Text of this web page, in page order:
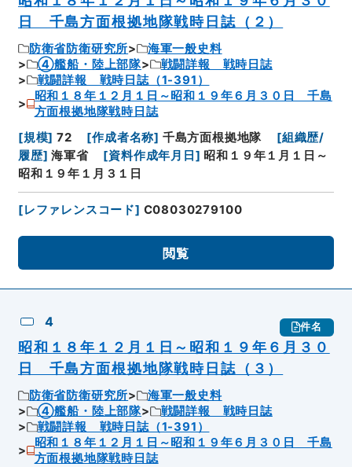
日 千島方面根拠地隊戦時日誌（２）
防衛省防衛研究所
海軍一般史料
④艦船・陸上部隊
戦闘詳報 戦時日誌
戦闘詳報 戦時日誌（1-391）
昭和１８年１２月１日～昭和１９年６月３０日 千島
方面根拠地隊戦時日誌
[規模] 72 [作成者名称] 千島方面根拠地隊 [組織歴/
履歴] 海軍省 [資料作成年月日 ] 昭和１９年１月１日～
昭和１９年１月３１日
[レファレンスコード] C08030279100
閲覧
4 件名
昭和１８年１２月１日～昭和１９年６月３０
日 千島方面根拠地隊戦時日誌（３）
防衛省防衛研究所
海軍一般史料
④艦船・陸上部隊
戦闘詳報 戦時日誌
戦闘詳報 戦時日誌（1-391）
昭和１８年１２月１日～昭和１９年６月３０日 千島
方面根拠地隊戦時日誌